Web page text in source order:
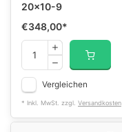
20x10-9
€348,00*
Vergleichen
* Inkl. MwSt. zzgl. Versandkosten